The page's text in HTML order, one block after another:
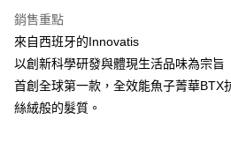
元大商業銀行
台新國際商業銀行
台灣樂天信用卡公司
聯邦商業銀行
元大商業銀行
玉山商業銀行
星
台灣樂天信用卡公司
街口支付
悠遊付
全盈+PAY
銷售重點
來自西班牙的Innovatis
以創新科學研發與體現生活品味為宗旨
首創全球第一款，全效能魚子菁華BTX
絲絨般的髮質。